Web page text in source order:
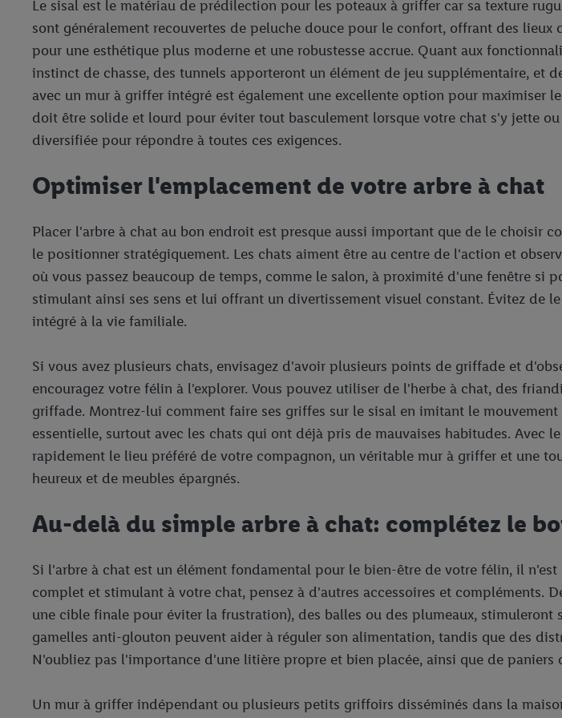
Le sisal est le matériau de prédilection pour les poteaux à griffer car sa texture
sont généralement recouvertes de peluche douce pour le confort, offrant des
pour une esthétique plus moderne et une robustesse accrue. Quant aux
instinct de chasse, des tunnels apporteront un élément de jeu supplémentaire, et
avec un mur à griffer intégré est également une excellente option pour maximiser
doit être solide et lourd pour éviter tout basculement lorsque votre chat s'y jette
diversifiée pour répondre à toutes ces exigences.
Optimiser l'emplacement de votre arbre à chat
Placer l'arbre à chat au bon endroit est presque aussi important que de le choisir
le positionner stratégiquement. Les chats aiment être au centre de l'action et
où vous passez beaucoup de temps, comme le salon, à proximité d'une fenêtre si
stimulant ainsi ses sens et lui offrant un divertissement visuel constant. Évitez de
intégré à la vie familiale.
Si vous avez plusieurs chats, envisagez d'avoir plusieurs points de griffade et
encouragez votre félin à l'explorer. Vous pouvez utiliser de l'herbe à chat, des
griffade. Montrez-lui comment faire ses griffes sur le sisal en imitant le
essentielle, surtout avec les chats qui ont déjà pris de mauvaises habitudes. Avec
rapidement le lieu préféré de votre compagnon, un véritable mur à griffer et une
heureux et de meubles épargnés.
Au-delà du simple arbre à chat: complétez le
Si l'arbre à chat est un élément fondamental pour le bien-être de votre félin, il
complet et stimulant à votre chat, pensez à d'autres accessoires et compléments.
une cible finale pour éviter la frustration), des balles ou des plumeaux,
gamelles anti-glouton peuvent aider à réguler son alimentation, tandis que des
N'oubliez pas l'importance d'une litière propre et bien placée, ainsi que de
Un mur à griffer indépendant ou plusieurs petits griffoirs disséminés dans la